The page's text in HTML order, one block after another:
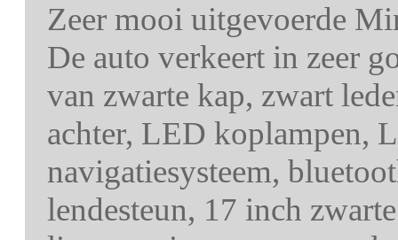
Zeer mooi uitgevoerde
De auto verkeert in zeer
van zwarte kap, zwart
achter, LED koplampen,
navigatiesysteem,
lendesteun, 17 inch